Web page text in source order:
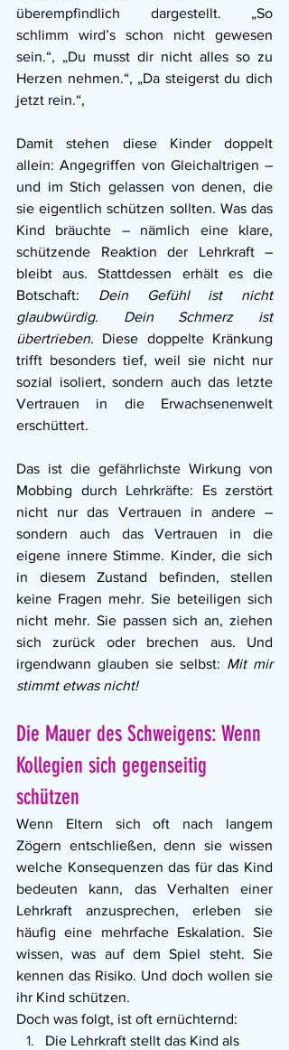
überempfindlich dargestellt. „So
schlimm wird’s schon nicht gewesen
sein.“, „Du musst dir nicht alles so zu
Herzen nehmen.“, „Da steigerst du dich
jetzt rein.“,
Damit stehen diese Kinder doppelt
allein: Angegriffen von Gleichaltrigen –
und im Stich gelassen von denen, die
sie eigentlich schützen sollten. Was das
Kind bräuchte – nämlich eine klare,
schützende Reaktion der Lehrkraft –
bleibt aus. Stattdessen erhält es die
Botschaft: Dein Gefühl ist nicht
glaubwürdig. Dein Schmerz ist
übertrieben. Diese doppelte Kränkung
trifft besonders tief, weil sie nicht nur
sozial isoliert, sondern auch das letzte
Vertrauen in die Erwachsenenwelt
erschüttert.
Das ist die gefährlichste Wirkung von
Mobbing durch Lehrkräfte: Es zerstört
nicht nur das Vertrauen in andere –
sondern auch das Vertrauen in die
eigene innere Stimme. Kinder, die sich
in diesem Zustand befinden, stellen
keine Fragen mehr. Sie beteiligen sich
nicht mehr. Sie passen sich an, ziehen
sich zurück oder brechen aus. Und
irgendwann glauben sie selbst: Mit mir
stimmt etwas nicht!
Die Mauer des Schweigens: Wenn
Kollegien sich gegenseitig
schützen
Wenn Eltern sich oft nach langem
Zögern entschließen, denn sie wissen
welche Konsequenzen das für das Kind
bedeuten kann, das Verhalten einer
Lehrkraft anzusprechen, erleben sie
häufig eine mehrfache Eskalation. Sie
wissen, was auf dem Spiel steht. Sie
kennen das Risiko. Und doch wollen sie
ihr Kind schützen.
Doch was folgt, ist oft ernüchternd:
Die Lehrkraft stellt das Kind als